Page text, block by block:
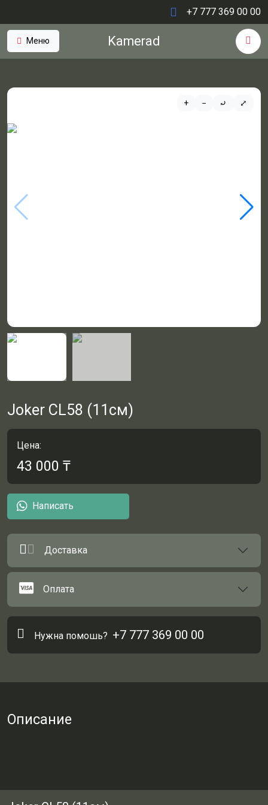
+7 777 369 00 00
Меню Kamerad
+ − ⤾ ⤢
Joker CL58 (11см)
Цена:
43 000 ₸
Написать
Доставка
Оплата
Нужна помошь? +7 777 369 00 00
Описание